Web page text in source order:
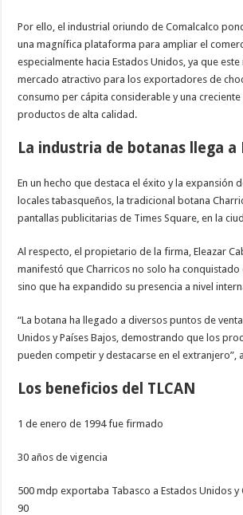
Por ello, el industrial oriundo de Comalcalco
una magnífica plataforma para ampliar el
especialmente hacia Estados Unidos, ya que
mercado atractivo para los exportadores de
consumo per cápita considerable y una
productos de alta calidad.
La industria de botanas llega a
En un hecho que destaca eléxito y la expansión
locales tabasqueños, la tradicional botana
pantallas publicitarias de Times Square, en la
Al respecto, el propietario de la firma, Eleazar
manifestó que Charricos no solo ha conquistado
sino que ha expandido su presencia a nivel
“La botana ha llegado a diversos puntos de
Unidos y Países Bajos, demostrando que los
pueden competir y destacarse en el extranjero”
Los beneficios del TLCAN
1 de enero de 1994 fue firmado
30 años de vigencia
500 mdp exportaba Tabasco a Estados Unidos y
90